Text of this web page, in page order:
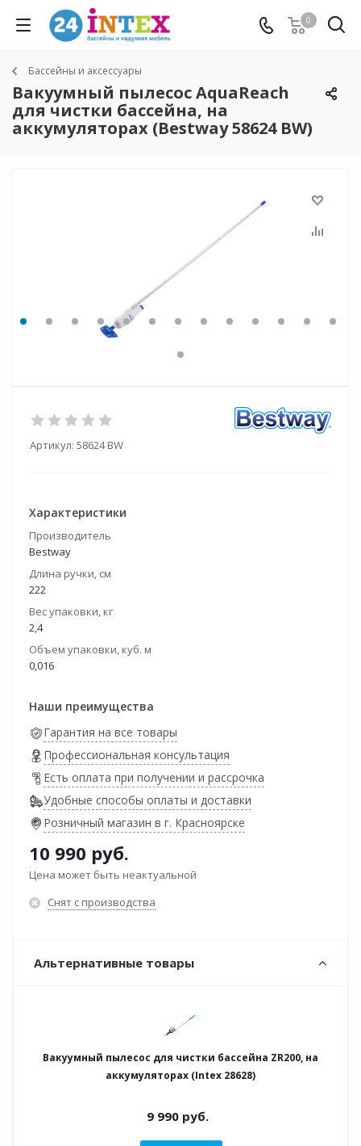
0
Бассейны и аксессуары
Вакуумный пылесос AquaReach
для чистки бассейна, на
аккумуляторах (Bestway 58624 BW)
Артикул: 58624 BW
Характеристики
Производитель
Bestway
Длина ручки, см
222
Вес упаковки, кг
2,4
Объем упаковки, куб. м
0,016
Наши преимущества
Гарантия на все товары
Профессиональная консультация
Есть оплата при получении и рассрочка
Удобные способы оплаты и доставки
Розничный магазин в г. Красноярске
10 990 руб.
Цена может быть неактуальной
Снят с производства
Альтернативные товары
Вакуумный пылесос для чистки бассейна ZR200, на
аккумуляторах (Intex 28628)
9 990руб.